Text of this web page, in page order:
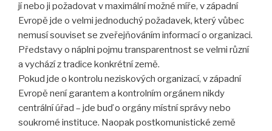
jí nebo ji požadovat v maximální možné míře, v západní
Evropě jde o velmi jednoduchý požadavek, který vůbec
nemusí souviset se zveřejňováním informací o organizaci.
Představy o náplni pojmu transparentnost se velmi různí
a vychází z tradice konkrétní země.
Pokud jde o kontrolu neziskových organizací, v západní
Evropě není garantem a kontrolním orgánem nikdy
centrální úřad – jde buď o orgány místní správy nebo
soukromé instituce. Naopak postkomunistické země